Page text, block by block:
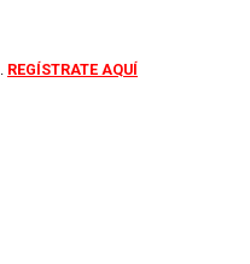
REGÍSTRATE AQUÍ